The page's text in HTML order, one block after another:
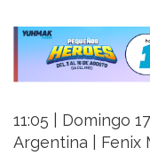
11:05 | Domingo
Argentina | Fenix